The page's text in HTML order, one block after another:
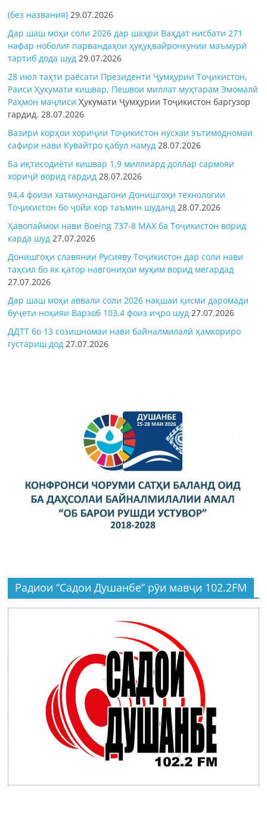
(без названия) 29.07.2026
Дар шаш моҳи соли 2026 дар шаҳри Ваҳдат нисбати 271
нафар ноболиғ парвандаҳои ҳуқуқвайронкунии маъмурӣ
тартиб дода шуд 29.07.2026
28 июл таҳти раёсати Президенти Ҷумҳурии Тоҷикистон,
Раиси Ҳукумати кишвар, Пешвои миллат муҳтарам Эмомалӣ
Раҳмон маҷлисиҲукумати Ҷумҳурии Тоҷикистон баргузор
гардид.28.07.2026
Вазири корҳои хориҷии Тоҷикистон нусхаи эътимодномаи
сафири нави Кувайтро қабул намуд 28.07.2026
Ба иқтисодиёти кишвар 1,9 миллиард доллар сармояи
хориҷӣ ворид гардид 28.07.2026
94,4 фоизи хатмкунандагони Донишгоҳи технологии
Тоҷикистон бо ҷойи кор таъмин шуданд 28.07.2026
Ҳавопаймои нави Boeing 737-8 MAX ба Тоҷикистон ворид
карда шуд 27.07.2026
Донишгоҳи славянии Русияву Тоҷикистон дар соли нави
таҳсил бо як қатор навгониҳои муҳим ворид мегардад
27.07.2026
Дар шаш моҳи аввали соли 2026 нақшаи қисми даромади
буҷети ноҳияи Варзоб 103,4 фоиз иҷро шуд 27.07.2026
ДДТТ бо 13 созишномаи нави байналмилалӣ ҳамкориро
густариш дод 27.07.2026
Радиои “Садои Душанбе” рӯи мавҷи 102.2FM